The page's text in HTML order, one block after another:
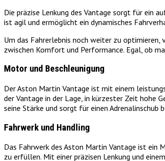
Die präzise Lenkung des Vantage sorgt für ein
ist agil und ermöglicht ein dynamisches
Um das Fahrerlebnis noch weiter zu
zwischen Komfort und Performance. Egal, ob
Motor und Beschleunigung
Der Aston Martin Vantage ist mit einem
der Vantage in der Lage, in kürzester Zeit hohe
seine Stärke und sorgt für einen Adrenalinschub
Fahrwerk und Handling
Das Fahrwerk des Aston Martin Vantage ist ein
zu erfüllen. Mit einer präzisen Lenkung und